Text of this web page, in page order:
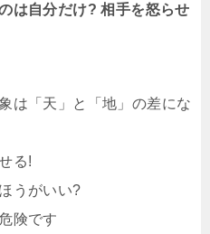
は自分だけ? 相手を怒らせ
は「天」と「地」の差にな
る!
うがいい?
険です